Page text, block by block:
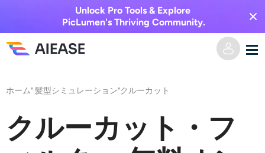
Unlock Pro Tools & Explore
PicLumen's Thriving Community.
AI動画
テキストからビデオへ
動画エフェクト
ホーム"髪型シミュレーション"クルーカット
クルーカット・フ